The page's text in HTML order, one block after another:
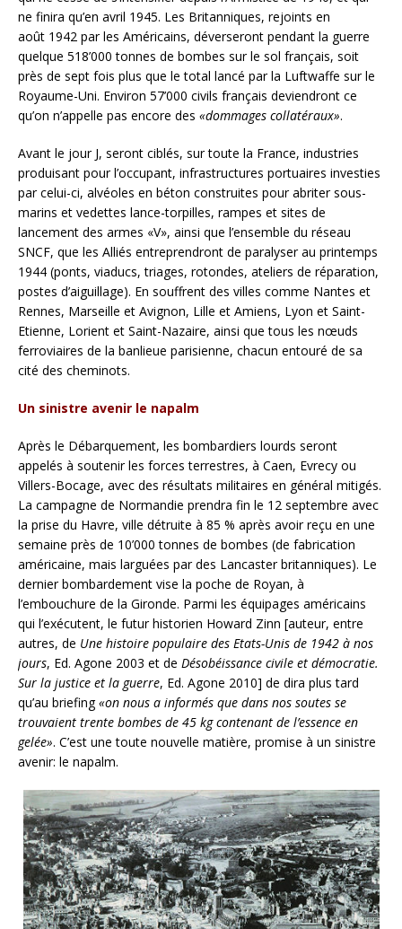
ne finira qu’en avril 1945. Les Britanniques, rejoints en
août 1942 par les Américains, déverseront pendant la guerre
quelque 518’000 tonnes de bombes sur le sol français, soit
près de sept fois plus que le total lancé par la Luftwaffe sur le
Royaume-Uni. Environ 57’000 civils français deviendront ce
qu’on n’appelle pas encore des «dommages collatéraux».
Avant le jour J, seront ciblés, sur toute la France, industries
produisant pour l’occupant, infrastructures portuaires investies
par celui-ci, alvéoles en béton construites pour abriter sous-
marins et vedettes lance-torpilles, rampes et sites de
lancement des armes «V», ainsi que l’ensemble du réseau
SNCF, que les Alliés entreprendront de paralyser au printemps
1944 (ponts, viaducs, triages, rotondes, ateliers de réparation,
postes d’aiguillage). En souffrent des villes comme Nantes et
Rennes, Marseille et Avignon, Lille et Amiens, Lyon et Saint-
Etienne, Lorient et Saint-Nazaire, ainsi que tous les nœuds
ferroviaires de la banlieue parisienne, chacun entouré de sa
cité des cheminots.
Un sinistre avenir le napalm
Après le Débarquement, les bombardiers lourds seront
appelés à soutenir les forces terrestres, à Caen, Evrecy ou
Villers-Bocage, avec des résultats militaires en général mitigés.
La campagne de Normandie prendra fin le 12 septembre avec
la prise du Havre, ville détruite à 85 % après avoir reçu en une
semaine près de 10’000 tonnes de bombes (de fabrication
américaine, mais larguées par des Lancaster britanniques). Le
dernier bombardement vise la poche de Royan, à
l’embouchure de la Gironde. Parmi les équipages américains
qui l’exécutent, le futur historien Howard Zinn [auteur, entre
autres, de Une histoire populaire des Etats-Unis de 1942 à nos
jours, Ed. Agone 2003 et de Désobéissance civile et démocratie.
Sur la justice et la guerre, Ed. Agone 2010] de dira plus tard
qu’au briefing«on nous a informés que dans nos soutes se
trouvaient trente bombes de 45 kg contenant de l’essence en
gelée». C’est une toute nouvelle matière, promise à un sinistre
avenir: le napalm.